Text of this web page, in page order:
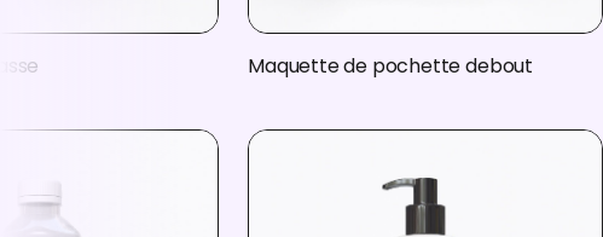
Maquette de pochette debout